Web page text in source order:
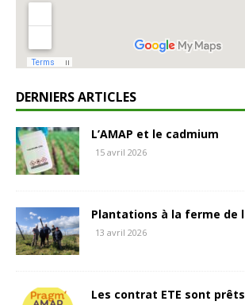
DERNIERS ARTICLES
L’AMAP et le cadmium
15 avril 2026
Plantations à la ferme de
13 avril 2026
Les contrat ETE sont